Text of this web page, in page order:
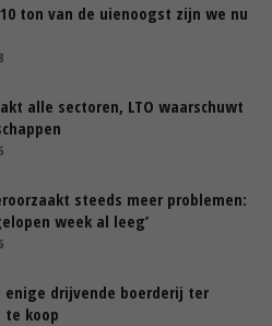
ton van de uienoogst zijn we nu
alle sectoren, LTO waarschuwt
steeds meer problemen:
week al leeg’
enige drijvende boerderij ter
te koop